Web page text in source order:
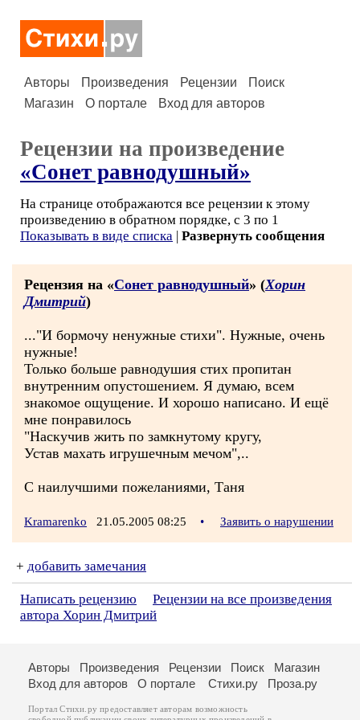
Авторы Произведения Рецензии
Поиск
Магазин
О портале Вход для авторов
Рецензии на произведение
«Сонет равнодушный»
На странице отображаются все рецензии к этому
произведению в обратном порядке, с 3 по 1
Показывать в виде списка | Развернуть сообщения
Рецензия на «Сонет равнодушный» (Хорин
Дмитрий)
..."И бормочу ненужные стихи". Нужные, очень
нужные!
Только больше равнодушия стих пропитан
внутренним опустошением. Я думаю, всем
знакомое ощущение. И хорошо написано. И ещё
мне понравилось
"Наскучив жить по замкнутому кругу,
Устав махать игрушечным мечом",..
С наилучшими пожеланиями, Таня
Kramarenko 21.05.2005 08:25 • Заявить о нарушении
+ добавить замечания
Написать рецензию
Рецензии на все произведения
автора Хорин Дмитрий
Авторы Произведения Рецензии Поиск
Магазин
Вход для авторов
О портале Стихи.ру Проза.ру
Портал Стихи.ру предоставляет авторам возможность